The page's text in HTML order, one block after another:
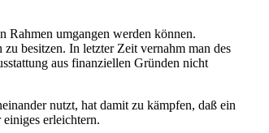
Rahmen umgangen werden können.
besitzen. In letzter Zeit vernahm man des
aus finanziellen Gründen nicht
nutzt, hat damit zu kämpfen, daß ein
erleichtern.